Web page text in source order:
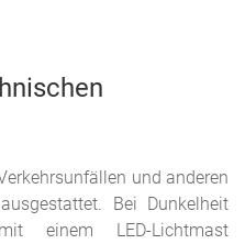
und anderen
Bei Dunkelheit
einem LED-Lichtmast